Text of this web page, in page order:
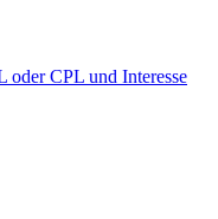
CPL und Interesse